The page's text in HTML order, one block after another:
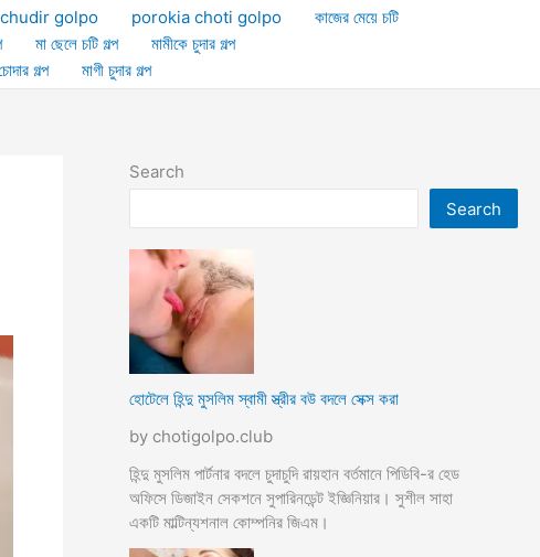
golpo porokia choti golpo
কাজের মেয়ে চটি
মা ছেলে চটি গল্প
মামীকে চুদার গল্প
গল্প মাগী চুদার গল্প
Search
Search
হোটেলে হিন্দু মুসলিম স্বামী স্ত্রীর বউ বদলে সেক্স করা
by chotigolpo.club
হিন্দু মুসলিম পার্টনার বদলে চুদাচুদি রায়হান বর্তমানে পিডিবি-র হেড
অফিসে ডিজাইন সেকশনে সুপারিনডেন্ট ইজ্ঞিনিয়ার। সুশীল সাহা
একটি মাল্টিন্যশনাল কোম্পনির জিএম।